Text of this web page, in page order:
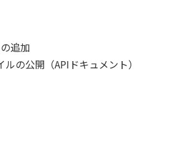
追加
ルの公開（APIドキュメント）